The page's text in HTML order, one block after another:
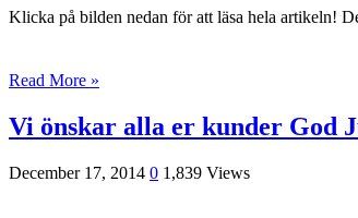
Klicka på bilden nedan för att läsa hela artikeln!
Read More »
Vi önskar alla er kunder God
December 17, 2014 0 1,839 Views